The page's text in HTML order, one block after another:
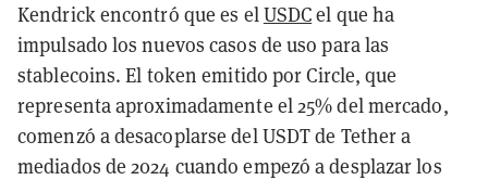
Kendrick encontró que es elUSDCel que ha
impulsado los nuevos casos de uso para las
stablecoins. El token emitido por Circle, que
representa aproximadamente el 25% del mercado,
comenzó a desacoplarse del USDT de Tether a
mediados de 2024 cuando empezó a desplazar los